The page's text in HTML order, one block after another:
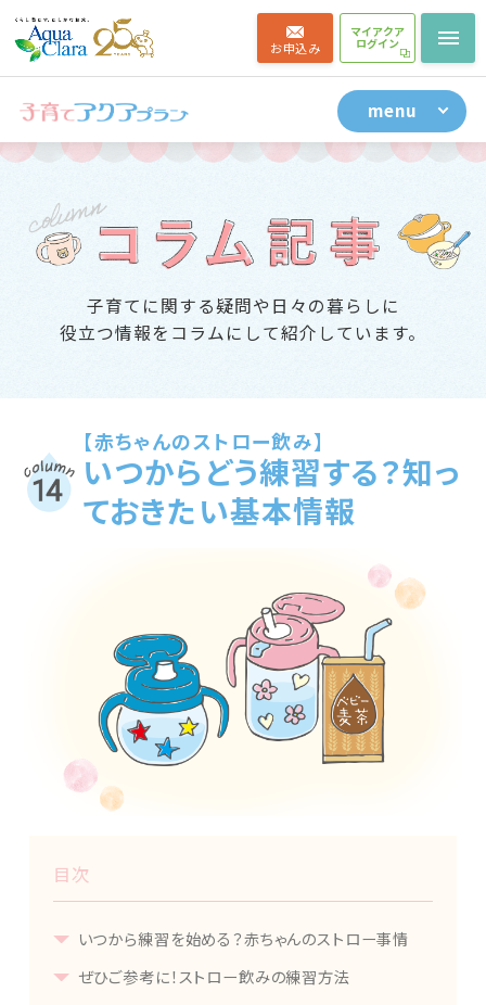
お申込み
マイアクア
ログイン
menu
料金について お客様の声
子育てに関する疑問や日々の暮らしに
役立つ情報をコラムにして紹介しています。
【赤ちゃんのストロー飲み】
いつからどう練習する？知っ
ておきたい基本情報
目次
いつから練習を始める？赤ちゃんのストロー事情
ぜひご参考に！ストロー飲みの練習方法